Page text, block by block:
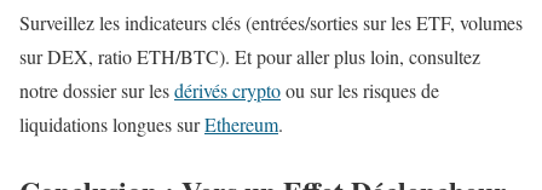
Surveillez les indicateurs clés (entrées/sorties sur les ETF, volumes
sur DEX, ratio ETH/BTC). Et pour aller plus loin, consultez
notre dossier sur lesdérivés cryptoou sur les risques de
liquidations longues surEthereum.